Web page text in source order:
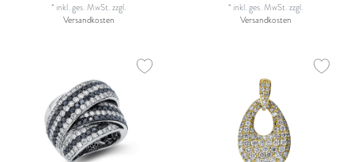
* inkl. ges. MwSt.zzgl.
Versandkosten
* inkl. ges. MwSt.zzgl.
Versandkosten